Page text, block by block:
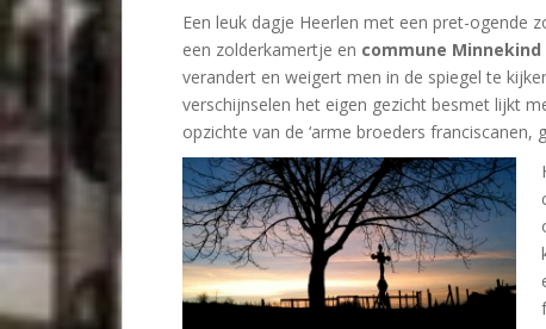
Een leuk dagje Heerlen met een pret-ogende
een zolderkamertje en commune Minnekind
verandert en weigert men in de spiegel te
verschijnselen het eigen gezicht besmet lijkt
opzichte van de ‘arme broeders franciscanen,